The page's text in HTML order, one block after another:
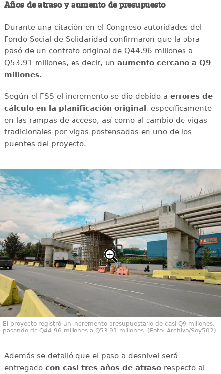
Años de atraso y aumento de presupuesto
Durante una citación en el Congreso autoridades del
Fondo Social de Solidaridad confirmaron que la obra
pasó de un contrato original de Q44.96 millones a
Q53.91 millones, es decir, un aumento cercano a Q9
millones.
Según el FSS el incremento se dio debido a errores de
cálculo en la planificación original, específicamente
en las rampas de acceso, así como al cambio de vigas
tradicionales por vigas postensadas en uno de los
puentes del proyecto.
El proyecto registró un incremento presupuestario de casi Q9 millones,
pasando de Q44.96 millones a Q53.91 millones. (Foto: Archivo/Soy502)
Además se detalló que el paso a desnivel será
entregado con casi tres años de atrasorespecto al